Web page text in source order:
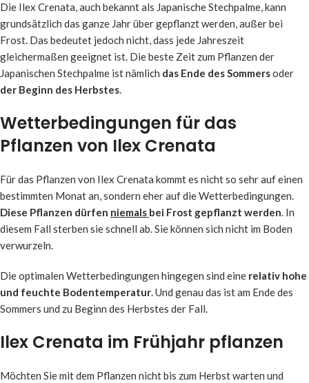
Die Ilex Crenata, auch bekannt als Japanische Stechpalme, kann
grundsätzlich das ganze Jahr über gepflanzt werden, außer bei
Frost. Das bedeutet jedoch nicht, dass jede Jahreszeit
gleichermaßen geeignet ist. Die beste Zeit zum Pflanzen der
Japanischen Stechpalme ist nämlich das Ende des Sommersoder
der Beginn des Herbstes.
Wetterbedingungen für das
Pflanzen von Ilex Crenata
Für das Pflanzen von Ilex Crenata kommt es nicht so sehr auf einen
bestimmten Monat an, sondern eher auf die Wetterbedingungen.
Diese Pflanzen dürfen niemals bei Frost gepflanzt werden. In
diesem Fall sterben sie schnell ab. Sie können sich nicht im Boden
verwurzeln.
Die optimalen Wetterbedingungen hingegen sind eine relativ hohe
und feuchte Bodentemperatur. Und genau das ist am Ende des
Sommers und zu Beginn des Herbstes der Fall.
Ilex Crenata im Frühjahr pflanzen
Möchten Sie mit dem Pflanzen nicht bis zum Herbst warten und